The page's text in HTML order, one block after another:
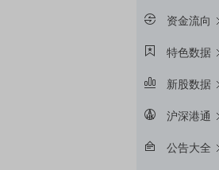
资金流向
特色数据
新股数据
沪深港通
公告大全